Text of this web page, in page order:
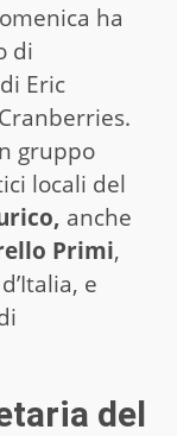
ha
di
di Eric
gruppo
locali del
anche
Primi,
e
del